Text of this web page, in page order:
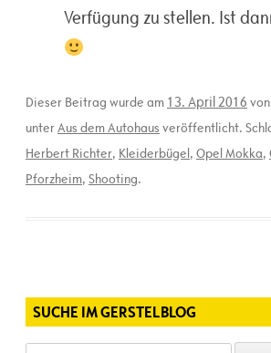
Verfügung zu stellen. Ist
Dieser Beitrag wurde am 13. April 2016 von
unterAus dem Autohaus veröffentlicht.
Herbert Richter, Kleiderbügel , Opel Mokka,
Pforzheim, Shooting.
SUCHE IM GERSTELBLOG